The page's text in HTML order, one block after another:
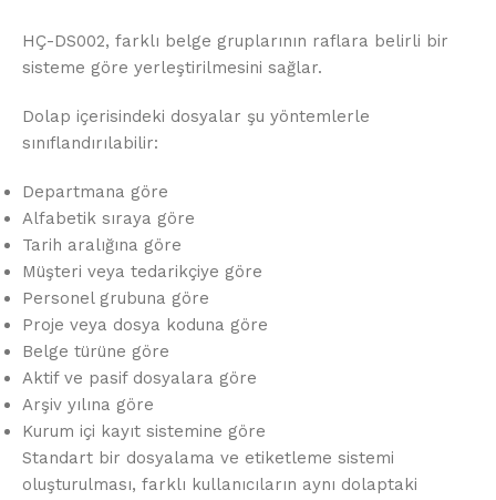
HÇ-DS002, farklı belge gruplarının raflara belirli bir
sisteme göre yerleştirilmesini sağlar.
Dolap içerisindeki dosyalar şu yöntemlerle
sınıflandırılabilir:
Departmana göre
Alfabetik sıraya göre
Tarih aralığına göre
Müşteri veya tedarikçiye göre
Personel grubuna göre
Proje veya dosya koduna göre
Belge türüne göre
Aktif ve pasif dosyalara göre
Arşiv yılına göre
Kurum içi kayıt sistemine göre
Standart bir dosyalama ve etiketleme sistemi
oluşturulması, farklı kullanıcıların aynı dolaptaki